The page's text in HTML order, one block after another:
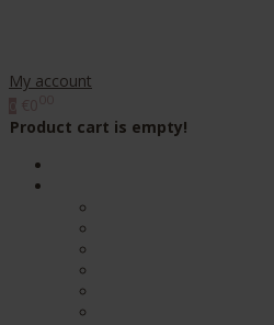
My account
Product cart is empty!